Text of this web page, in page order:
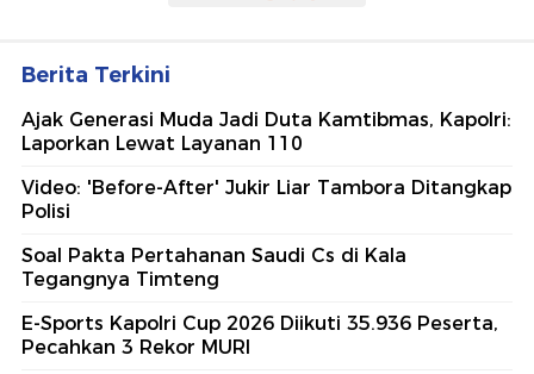
Berita Terkini
Ajak Generasi Muda Jadi Duta Kamtibmas, Kapolri:
Laporkan Lewat Layanan 110
Video: 'Before-After' Jukir Liar Tambora Ditangkap
Polisi
Soal Pakta Pertahanan Saudi Cs di Kala
Tegangnya Timteng
E-Sports Kapolri Cup 2026 Diikuti 35.936 Peserta,
Pecahkan 3 Rekor MURI